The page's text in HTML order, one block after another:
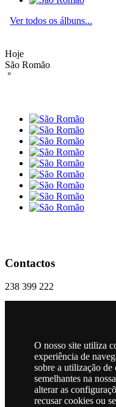
O nosso site utiliza
experiência de
sobre a utilização de
semelhantes na nossa
alterar as
recusar cookies ou
Ver todos os álbuns...
Hoje
São Romão
°
Contactos
238 399 222
Horário